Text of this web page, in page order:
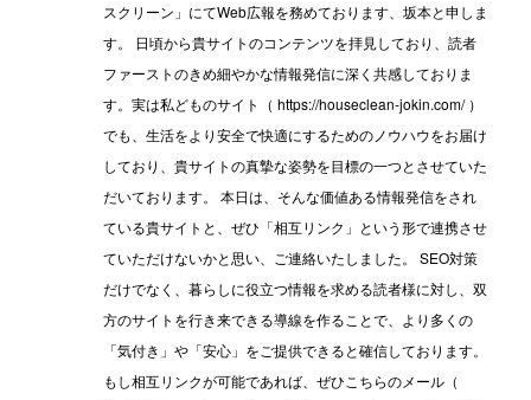
スクリーン」にてWeb広報を務めております、坂本と申しま
す。 日頃から貴サイトのコンテンツを拝見しており、読者
ファーストのきめ細やかな情報発信に深く共感しておりま
す。実は私どものサイト（ https://houseclean-jokin.com/ ）
でも、生活をより安全で快適にするためのノウハウをお届け
しており、貴サイトの真摯な姿勢を目標の一つとさせていた
だいております。 本日は、そんな価値ある情報発信をされ
ている貴サイトと、ぜひ「相互リンク」という形で連携させ
ていただけないかと思い、ご連絡いたしました。 SEO対策
だけでなく、暮らしに役立つ情報を求める読者様に対し、双
方のサイトを行き来できる導線を作ることで、より多くの
「気付き」や「安心」をご提供できると確信しております。
もし相互リンクが可能であれば、ぜひこちらのメール（